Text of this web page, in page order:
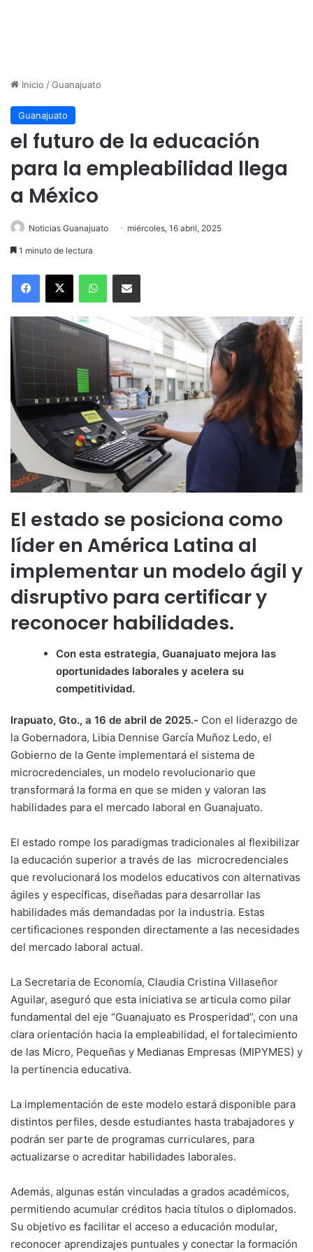
Inicio /Guanajuato
Guanajuato
el futuro de la educación
para la empleabilidad llega
a México
Noticias Guanajuato miércoles, 16 abril, 2025
1 minuto de lectura
El estado se posiciona como
líder en América Latina al
implementar un modelo ágil y
disruptivo para certificar y
reconocer habilidades.
Con esta estrategia, Guanajuato mejora las
oportunidades laborales y acelera su
competitividad.
Irapuato, Gto., a 16 de abril de 2025.- Con el liderazgo de
la Gobernadora, Libia Dennise García Muñoz Ledo, el
Gobierno de la Gente implementará el sistema de
microcredenciales, un modelo revolucionario que
transformará la forma en que se miden y valoran las
habilidades para el mercado laboral en Guanajuato.
El estado rompe los paradigmas tradicionales al flexibilizar
la educación superior a través de las microcredenciales
que revolucionará los modelos educativos con alternativas
ágiles y específicas, diseñadas para desarrollar las
habilidades más demandadas por la industria. Estas
certificaciones responden directamente a las necesidades
del mercado laboral actual.
La Secretaria de Economía, Claudia Cristina Villaseñor
Aguilar, aseguró que esta iniciativa se articula como pilar
fundamental del eje “Guanajuato es Prosperidad”, con una
clara orientación hacia la empleabilidad, el fortalecimiento
de las Micro, Pequeñas y Medianas Empresas (MIPYMES) y
la pertinencia educativa.
La implementación de este modelo estará disponible para
distintos perfiles, desde estudiantes hasta trabajadores y
podrán ser parte de programas curriculares, para
actualizarse o acreditar habilidades laborales.
Además, algunas están vinculadas a grados académicos,
permitiendo acumular créditos hacia títulos o diplomados.
Su objetivo es facilitar el acceso a educación modular,
reconocer aprendizajes puntuales y conectar la formación